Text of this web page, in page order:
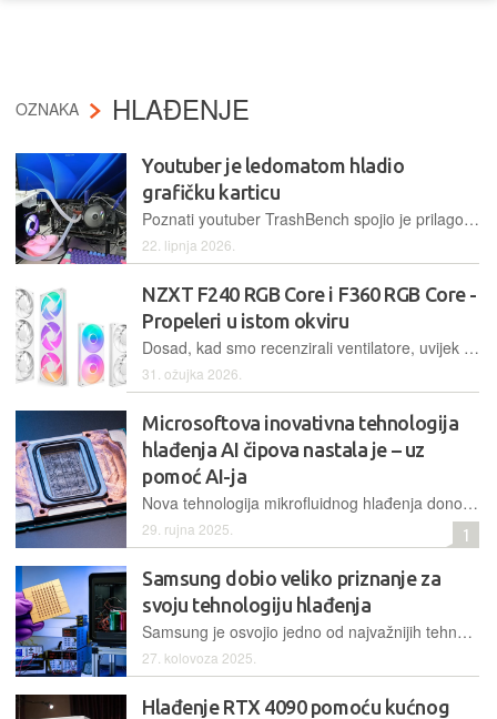
OZNAKA HLAĐENJE
Youtuber je ledomatom hladio
grafičku karticu
Poznati youtuber TrashBench spojio je prilagođeni ledomat na svoju Nvidia RTX 3060 karticu. Temperature su pale drastično, no eksperiment je brzo završio u vodi, doslovno
22. lipnja 2026.
NZXT F240 RGB Core i F360 RGB Core -
Propeleri u istom okviru
Dosad, kad smo recenzirali ventilatore, uvijek su to bili individualni ventilatori, samo što su nekad došli u pakiranju od dva ili tri komada, no NZXT to mijenja – njihova nova puhala objedinjuju dva ili tri ventilatora u zajedničkom okviru
31. ožujka 2026.
Microsoftova inovativna tehnologija
hlađenja AI čipova nastala je – uz
pomoć AI-ja
Nova tehnologija mikrofluidnog hlađenja donosi tekućinu izravno na silicijski čip, osiguravajući do triput učinkovitije odvođenje topline, što otvara put do moćnijih AI sustava
29. rujna 2025. 1
Samsung dobio veliko priznanje za
svoju tehnologiju hlađenja
Samsung je osvojio jedno od najvažnijih tehnoloških priznanja za inovativnu tehnologiju hlađenja koja bi mogla zamijeniti klasične sustave s plinovima
27. kolovoza 2025.
Hlađenje RTX 4090 pomoću kućnog